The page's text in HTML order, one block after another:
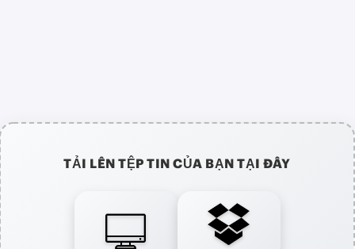
TẢI LÊN TỆP TIN CỦA BẠN TẠI ĐÂY